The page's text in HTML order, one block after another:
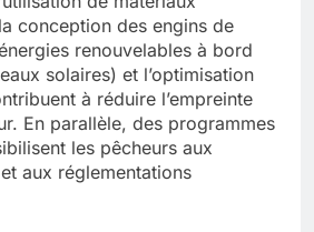
conception des engins de
renouvelables à bord
solaires) et l’optimisation
à réduire l’empreinte
En parallèle, des programmes
les pêcheurs aux
aux réglementations